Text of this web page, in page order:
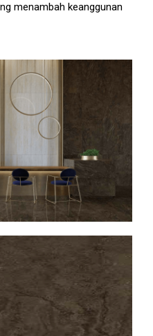
menambah keanggunan